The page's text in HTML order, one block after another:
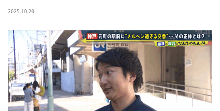
～人生密着トークバラエティ！～ やすとものいたっ
て真剣です
探偵！ナイトスクープ
news おかえり
河合＆A.B.C-Z塚田×福井アナ「なんでやねん！？」
（news おかえり）
DAIGOも台所 ～きょうの献立 何にする？～
本日はダイアンなり！シーズン２
2025.10.20